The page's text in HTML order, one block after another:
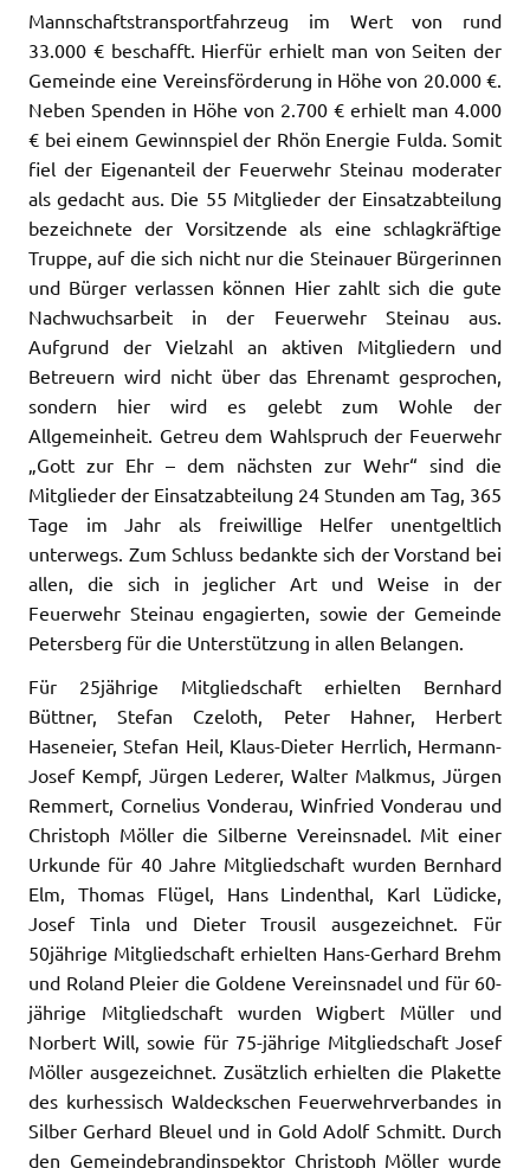
Mannschaftstransportfahrzeug im Wert von rund
33.000 € beschafft. Hierfür erhielt man von Seiten der
Gemeinde eine Vereinsförderung in Höhe von 20.000 €.
Neben Spenden in Höhe von 2.700 € erhielt man 4.000
€ bei einem Gewinnspiel der Rhön Energie Fulda. Somit
fiel der Eigenanteil der Feuerwehr Steinau moderater
als gedacht aus. Die 55 Mitglieder der Einsatzabteilung
bezeichnete der Vorsitzende als eine schlagkräftige
Truppe, auf die sich nicht nur die Steinauer Bürgerinnen
und Bürger verlassen können Hier zahlt sich die gute
Nachwuchsarbeit in der Feuerwehr Steinau aus.
Aufgrund der Vielzahl an aktiven Mitgliedern und
Betreuern wird nicht über das Ehrenamt gesprochen,
sondern hier wird es gelebt zum Wohle der
Allgemeinheit. Getreu dem Wahlspruch der Feuerwehr
„Gott zur Ehr – dem nächsten zur Wehr“ sind die
Mitglieder der Einsatzabteilung 24 Stunden am Tag, 365
Tage im Jahr als freiwillige Helfer unentgeltlich
unterwegs. Zum Schluss bedankte sich der Vorstand bei
allen, die sich in jeglicher Art und Weise in der
Feuerwehr Steinau engagierten, sowie der Gemeinde
Petersberg für die Unterstützung in allen Belangen.
Für 25jährige Mitgliedschaft erhielten Bernhard
Büttner, Stefan Czeloth, Peter Hahner, Herbert
Haseneier, Stefan Heil, Klaus-Dieter Herrlich, Hermann-
Josef Kempf, Jürgen Lederer, Walter Malkmus, Jürgen
Remmert, Cornelius Vonderau, Winfried Vonderau und
Christoph Möller die Silberne Vereinsnadel. Mit einer
Urkunde für 40 Jahre Mitgliedschaft wurden Bernhard
Elm, Thomas Flügel, Hans Lindenthal, Karl Lüdicke,
Josef Tinla und Dieter Trousil ausgezeichnet. Für
50jährige Mitgliedschaft erhielten Hans-Gerhard Brehm
und Roland Pleier die Goldene Vereinsnadel und für 60-
jährige Mitgliedschaft wurden Wigbert Müller und
Norbert Will, sowie für 75-jährige Mitgliedschaft Josef
Möller ausgezeichnet. Zusätzlich erhielten die Plakette
des kurhessisch Waldeckschen Feuerwehrverbandes in
Silber Gerhard Bleuel und in Gold Adolf Schmitt. Durch
den Gemeindebrandinspektor Christoph Möller wurde